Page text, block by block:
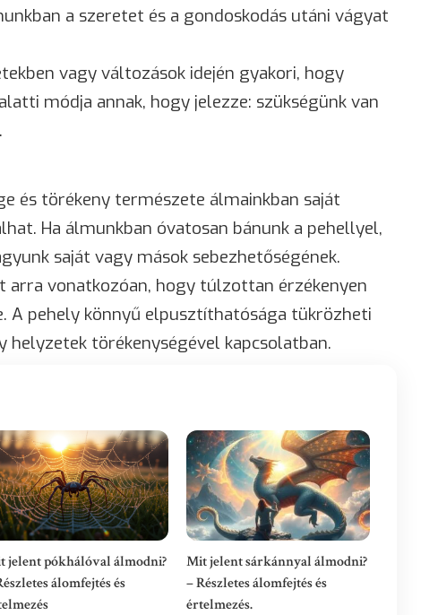
a szeretet és a gondoskodás utáni vágyat
vagy változások idején gyakori, hogy
módja annak, hogy jelezze: szükségünk van
.
és törékeny természete álmainkban saját
Ha álmunkban óvatosan bánunk a pehellyel,
saját vagy mások sebezhetőségének.
vonatkozóan, hogy túlzottan érzékenyen
A pehely könnyű elpusztíthatósága tükrözheti
helyzetek törékenységével kapcsolatban.
jelent pókhálóval álmodni?
álomfejtés és
Mit jelent sárkánnyal álmodni?
– Részletes álomfejtés és
értelmezés.